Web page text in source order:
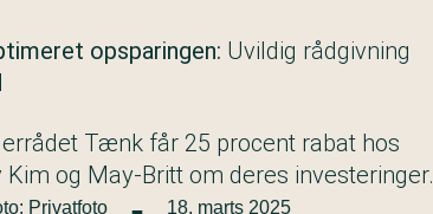
opsparingen: Uvildig rådgivning
Tænk får 25 procent rabat hos
Kim og May-Britt om deres investeringer.
Privatfoto 18. marts 2025